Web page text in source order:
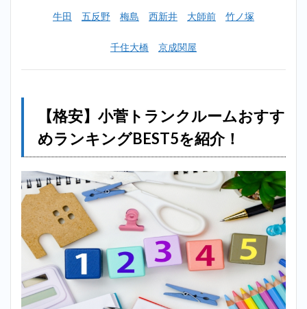
1位：
ハロ
トレ
綾瀬1
菅に
一番
近い
店
舗）
2.2
minikura（ミ
ニクラ）＿小
菅
2.3
3位：
加瀬
トラ
ンク
牛田 五反野 梅島 西新井 大師前 竹ノ塚
千住大橋 京成関屋
【格安】小菅トランクルームおすす
めランキングBEST5を紹介！